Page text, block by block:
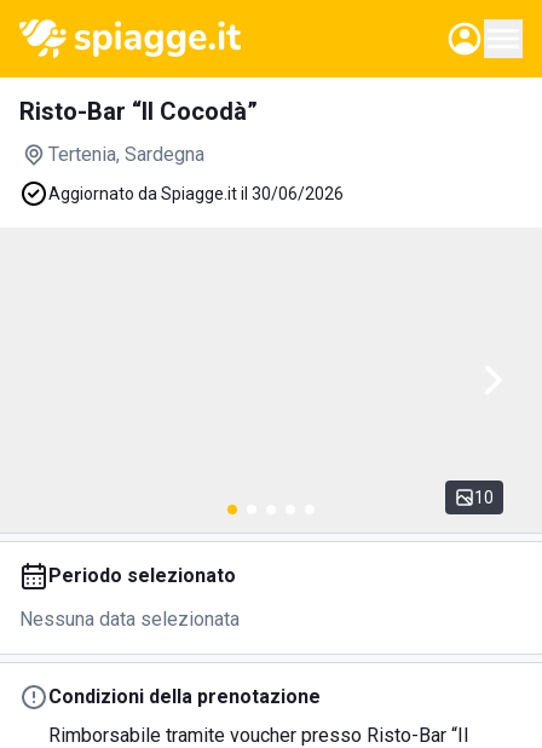
Risto-Bar “Il Cocodà”
Tertenia, Sardegna
Aggiornato da Spiagge.it il 30/06/2026
10
Periodo selezionato
Nessuna data selezionata
Condizioni della prenotazione
Rimborsabile tramite voucher presso Risto-Bar “Il